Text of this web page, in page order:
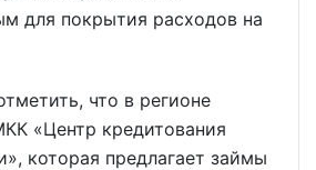
для покрытия расходов на
что в регионе
«Центр кредитования
которая предлагает займы